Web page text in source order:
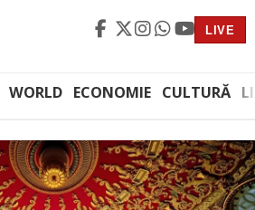
LIVE
WORLD ECONOMIE CULTURĂ